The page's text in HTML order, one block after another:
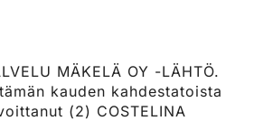
MÄKELÄ OY -LÄHTÖ.
kauden kahdestatoista
(2) COSTELINA